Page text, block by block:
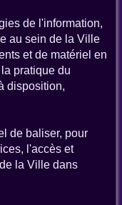
de l'information,
au sein de la Ville
et de matériel en
pratique du
disposition,
de baliser, pour
l'accès et
la Ville dans